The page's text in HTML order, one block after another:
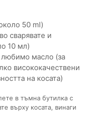
50 ml)
сварявате и
10 мл)
масло (за
висококачествени
на косата)
в тъмна бутилка с
върху косата, винаги